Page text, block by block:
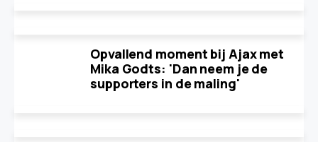
Opvallend moment bij Ajax met
Mika Godts: 'Dan neem je de
supporters in de maling'